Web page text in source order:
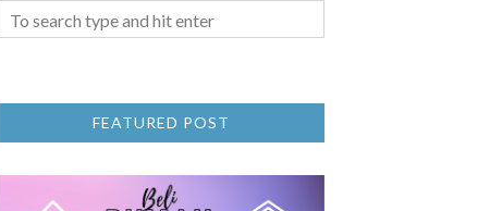
FEATURED POST